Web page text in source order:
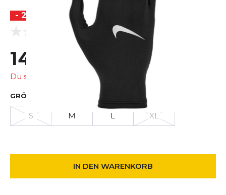
- 25 %
(0 Bewertungen)
14,99 € 20,00 €
Du sparst
GRÖSSE AUSWÄHLEN
S M L XL
IN DEN WARENKORB